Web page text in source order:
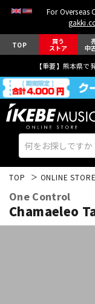
For Overseas
TOP 買う
ストア 中
【重要】熊本県
TOP ONLINE STORE
One Control
Chamaeleo